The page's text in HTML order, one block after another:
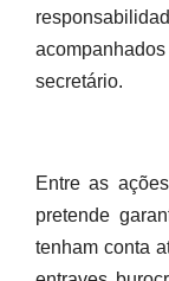
secretário.
Entre as
pretende
tenham conta